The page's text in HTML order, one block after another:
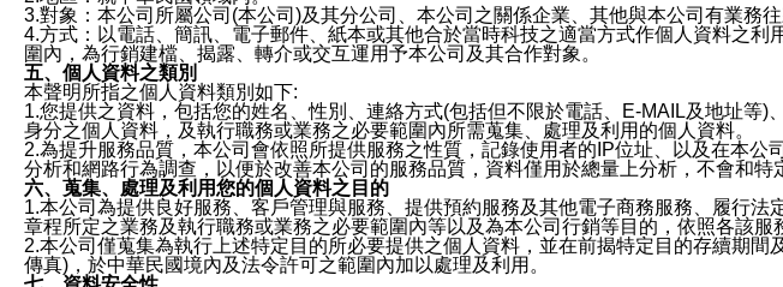
3.對象：本公司所屬公司(本公司)及其分公司、本公司之關係企業、其他與本公司有業務往
4.方式：以電話、簡訊、電子郵件、紙本或其他合於當時科技之適當方式作個人資料之
圍內，為行銷建檔、揭露、轉介或交互運用予本公司及其合作對象。
五、個人資料之類別
本聲明所指之個人資料類別如下:
1.您提供之資料，包括您的姓名、性別、連絡方式(包括但不限於電話、E-MAIL及地址
身分之個人資料，及執行職務或業務之必要範圍內所需蒐集、處理及利用的個人資料。
2.為提升服務品質，本公司會依照所提供服務之性質，記錄使用者的IP位址、以及在本
分析和網路行為調查，以便於改善本公司的服務品質，資料僅用於總量上分析，不會和特
六、蒐集、處理及利用您的個人資料之目的
1.本公司為提供良好服務、客戶管理與服務、提供預約服務及其他電子商務服務、履行
章程所定之業務及執行職務或業務之必要範圍內等以及為本公司行銷等目的，依照各該服
2.本公司僅蒐集為執行上述特定目的所必要提供之個人資料，並在前揭特定目的存續期
傳真)，於中華民國境內及法令許可之範圍內加以處理及利用。